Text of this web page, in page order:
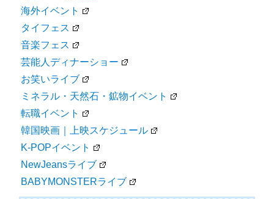
海外イベント
タイフェス
音楽フェス
芸能人ディナーショー
お笑いライブ
ミネラル・天然石・鉱物イベント
転職イベント
韓国映画｜上映スケジュール
K-POPイベント
NewJeansライブ
BABYMONSTERライブ